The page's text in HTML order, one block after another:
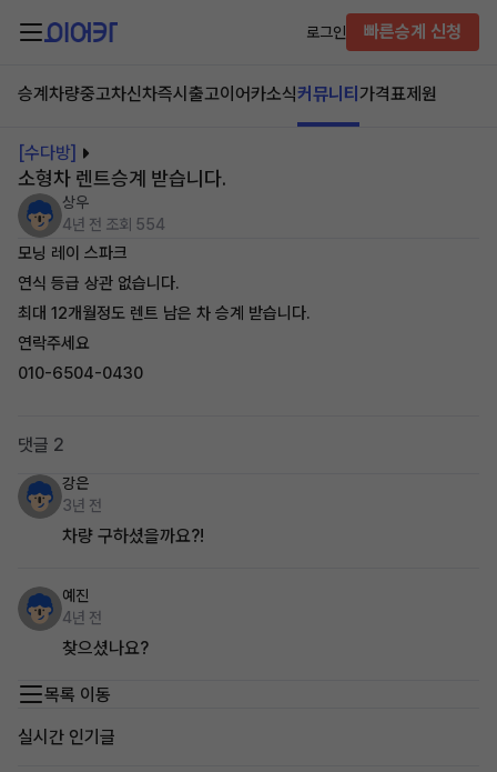
로그인 빠른승계 신청
승계차량중고차신차즉시출고이어카소식커뮤니티 가격표제원
[수다방]
소형차 렌트승계 받습니다.
상우
4년 전 조회 554
모닝 레이 스파크
연식 등급 상관 없습니다.
최대 12개월정도 렌트 남은 차 승계 받습니다.
연락주세요
010-6504-0430
댓글 2
강은
3년 전
차량 구하셨을까요?!
예진
4년 전
찾으셨나요?
목록 이동
실시간 인기글